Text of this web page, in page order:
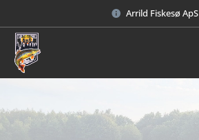
Arrild Fiskesø ApS